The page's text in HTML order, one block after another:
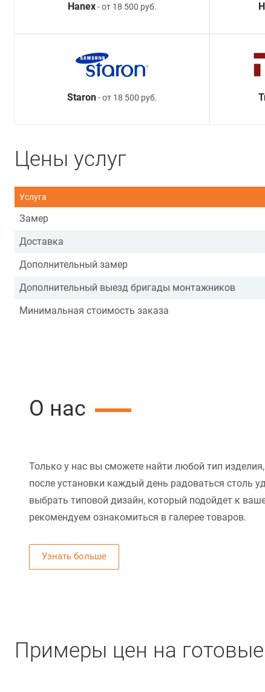
Hanex- от 18 500 руб.
Staron- от 18 500 руб.
Цены услуг
Услуга
Замер
Доставка
Дополнительный замер
Дополнительный выезд бригады монтажников
Минимальная стоимость заказа
О нас
Только у нас вы сможете найти любой тип
после установки каждый день радоваться столь
выбрать типовой дизайн, который подойдет к
рекомендуем ознакомиться в галерее товаров.
Узнать больше
Примеры цен на